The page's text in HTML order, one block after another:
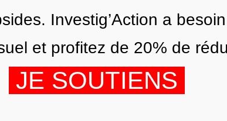
NOUS AGENDA
Investig’Action a
et profitez de 20% de
JE SOUTIENS